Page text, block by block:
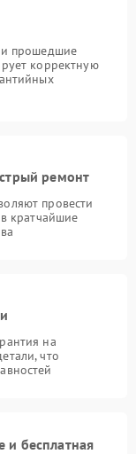
и прошедшие
корректную
ремонт
провести
кратчайшие
на
что
и бесплатная